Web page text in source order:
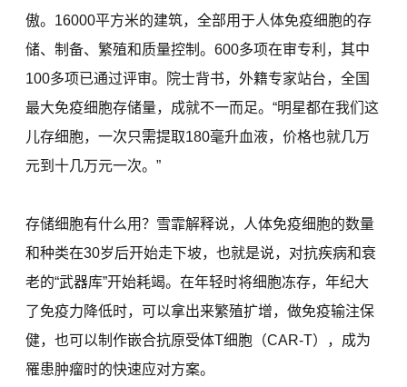
傲。16000平方米的建筑，全部用于人体免疫细胞的存
储、制备、繁殖和质量控制。600多项在审专利，其中
100多项已通过评审。院士背书，外籍专家站台，全国
最大免疫细胞存储量，成就不一而足。“明星都在我们这
儿存细胞，一次只需提取180毫升血液，价格也就几万
元到十几万元一次。”
存储细胞有什么用？雪霏解释说，人体免疫细胞的数量
和种类在30岁后开始走下坡，也就是说，对抗疾病和衰
老的“武器库”开始耗竭。在年轻时将细胞冻存，年纪大
了免疫力降低时，可以拿出来繁殖扩增，做免疫输注保
健，也可以制作嵌合抗原受体T细胞（CAR-T），成为
罹患肿瘤时的快速应对方案。